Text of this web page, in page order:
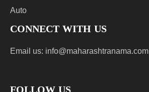
Auto
CONNECT WITH US
Email us: info@maharashtranama.com